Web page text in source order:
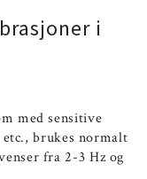
i
med sensitive
brukes normalt
fra 2-3 Hz og